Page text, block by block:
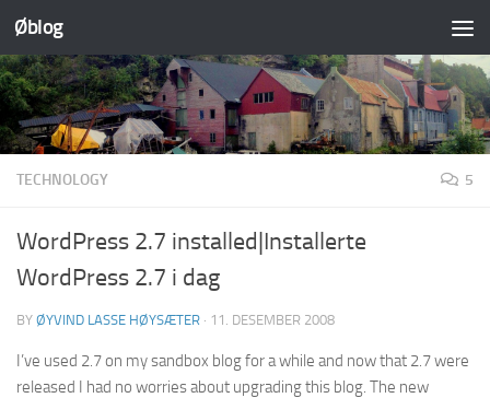
Skip to content
Øblog
TECHNOLOGY 5
WordPress 2.7 installed|Installerte
WordPress 2.7 i dag
BY ØYVIND LASSE HØYSÆTER · 11. DESEMBER 2008
I’ve used 2.7 on my sandbox blog for a while and now that 2.7 were
released I had no worries about upgrading this blog. The new